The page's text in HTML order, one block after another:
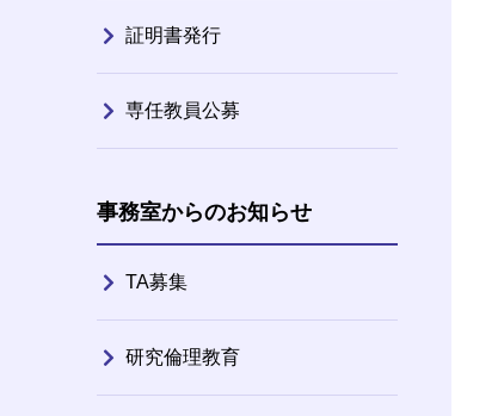
証明書発行
専任教員公募
事務室からのお知らせ
TA募集
研究倫理教育